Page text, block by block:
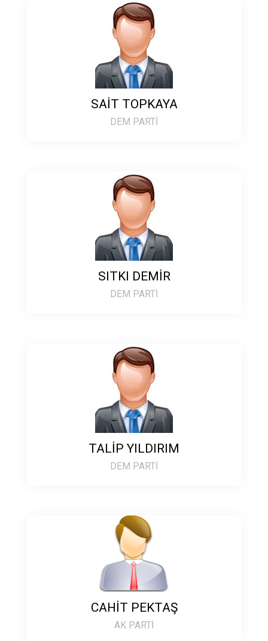
SAİT TOPKAYA
DEM PARTİ
SITKI DEMİR
DEM PARTİ
TALİP YILDIRIM
DEM PARTİ
CAHİT PEKTAŞ
AK PARTİ